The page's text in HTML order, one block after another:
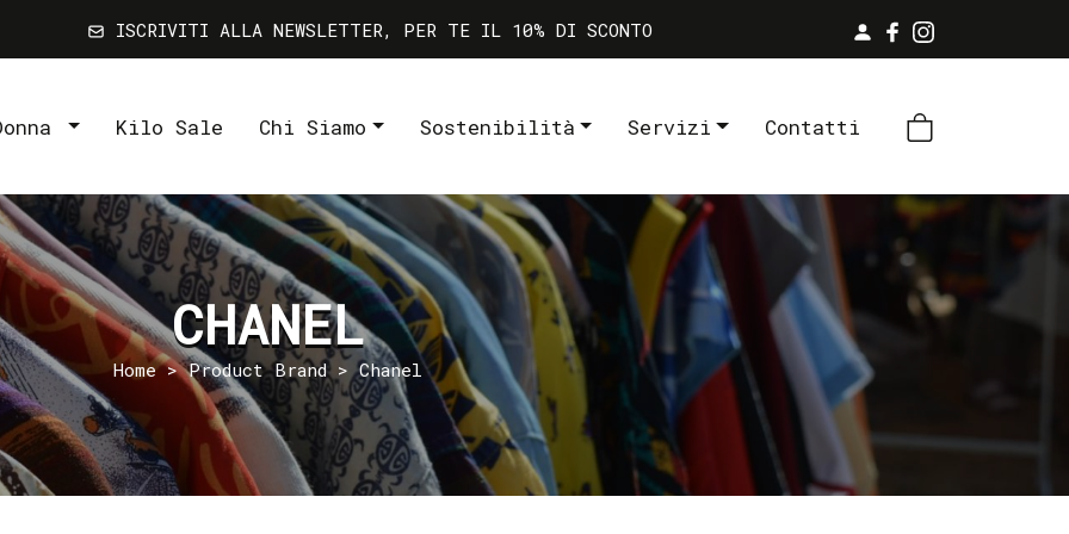
ISCRIVITI ALLA NEWSLETTER, PER TE IL 10% DI SCONTO
Kilo Sale Chi Siamo Sostenibilità Servizi Contatti
CHANEL
Home> Product Brand > Chanel